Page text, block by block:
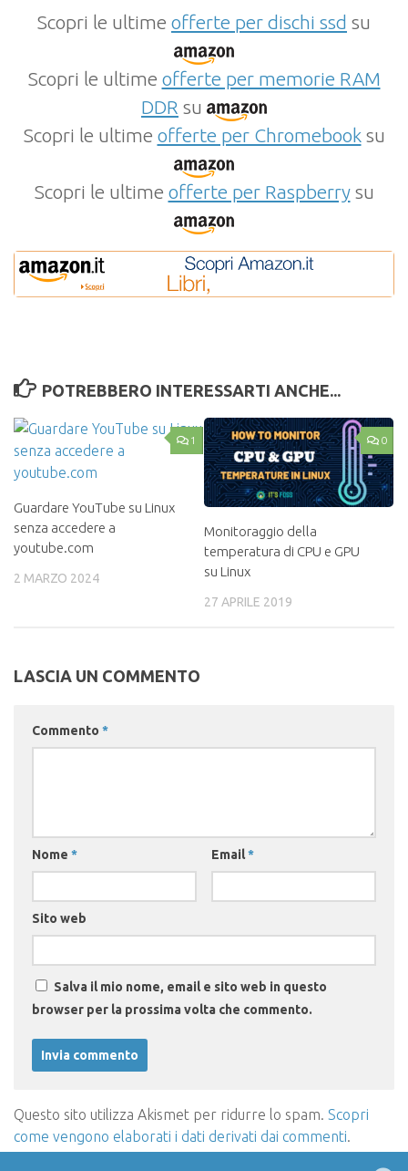
Scopri le ultime offerte per dischi ssd su
Scopri le ultime offerte per memorie RAM
DDR su
Scopri le ultime offerte per Chromebooksu
Scopri le ultime offerte per Raspberrysu
POTREBBERO INTERESSARTI ANCHE...
1
Guardare YouTube su Linux
senza accedere a
youtube.com
2 MARZO 2024
0
Monitoraggio della
temperatura di CPU e GPU
su Linux
27 APRILE 2019
LASCIA UN COMMENTO
Commento *
Nome * Email*
Sito web
Salva il mio nome, email e sito web in questo
browser per la prossima volta che commento.
Questo sito utilizza Akismet per ridurre lo spam. Scopri
come vengono elaborati i dati derivati dai commenti